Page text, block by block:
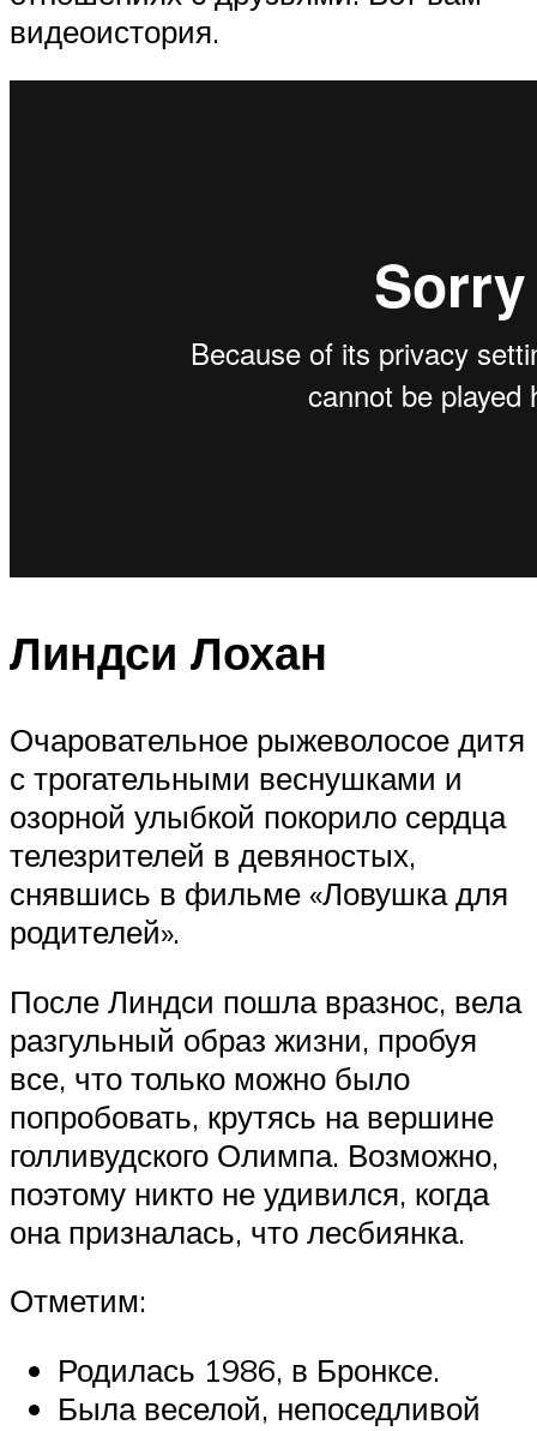
видеоистория.
Линдси Лохан
Очаровательное рыжеволосое дитя
с трогательными веснушками и
озорной улыбкой покорило сердца
телезрителей в девяностых,
снявшись в фильме «Ловушка для
родителей».
После Линдси пошла вразнос, вела
разгульный образ жизни, пробуя
все, что только можно было
попробовать, крутясь на вершине
голливудского Олимпа. Возможно,
поэтому никто не удивился, когда
она призналась, что лесбиянка.
Отметим:
Родилась 1986, в Бронксе.
Была веселой, непоседливой